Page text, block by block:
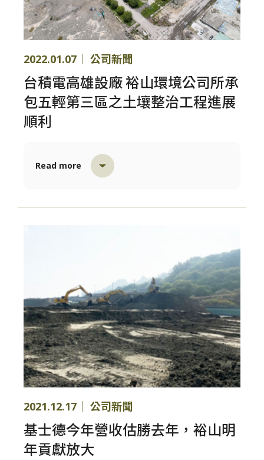
2022.01.07｜ 公司新聞
台積電高雄設廠 裕山環境公司所承
包五輕第三區之土壤整治工程進展
順利
Read more
2021.12.17｜ 公司新聞
基士德今年營收估勝去年，裕山明
年貢獻放大